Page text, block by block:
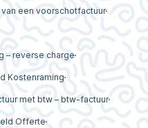
een voorschotfactuur
– reverse charge
Kostenraming
met btw – btw-factuur
Offerte